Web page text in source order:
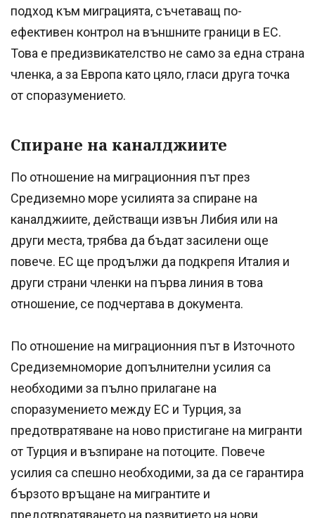
подход към миграцията, съчетаващ по-
ефективен контрол на външните граници в ЕС.
Това е предизвикателство не само за една страна
членка, а за Европа като цяло, гласи друга точка
от споразумението.
Спиране на каналджиите
По отношение на миграционния път през
Средиземно море усилията за спиране на
каналджиите, действащи извън Либия или на
други места, трябва да бъдат засилени още
повече. ЕС ще продължи да подкрепя Италия и
други страни членки на първа линия в това
отношение, се подчертава в документа.
По отношение на миграционния път в Източното
Средиземноморие допълнителни усилия са
необходими за пълно прилагане на
споразумението между ЕС и Турция, за
предотвратяване на ново пристигане на мигранти
от Турция и възпиране на потоците. Повече
усилия са спешно необходими, за да се гарантира
бързото връщане на мигрантите и
предотвратяването на развитието на нови